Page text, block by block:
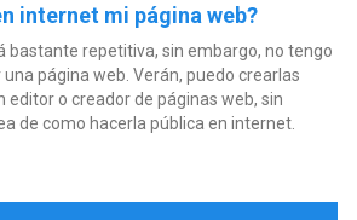
internet mi página web?
bastante repetitiva, sin embargo, no tengo
página web. Verán, puedo crearlas
o creador de páginas web, sin
de como hacerla pública en internet.